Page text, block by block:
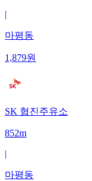
|
마평동
1,879원
SK 협진주유소
852m
|
마평동